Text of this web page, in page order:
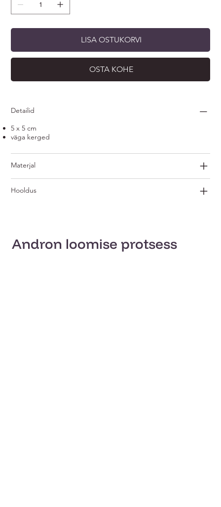
LISA OSTUKORVI
OSTA KOHE
Detailid
5 x 5 cm
väga kerged
Materjal
Hooldus
Andron loomise protsess